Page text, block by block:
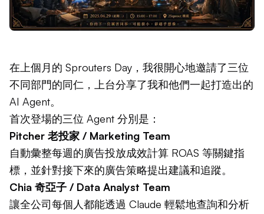
在上個月的 Sprouters Day，我很開心地邀請了三位
不同部門的同仁，上台分享了我和他們一起打造出的
AI Agent。
首次登場的三位 Agent 分別是：
Pitcher 老投家 / Marketing Team
自動彙整每週的廣告投放成效計算 ROAS 等關鍵指
標，並針對接下來的廣告策略提出建議和追蹤。
Chia 奇亞子 / Data Analyst Team
讓全公司每個人都能透過 Claude 輕鬆地查詢和分析